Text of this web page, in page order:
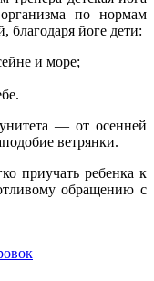
по нормам
благодаря йоге дети:
и море;
— от осенней
ветрянки.
приучать ребенка к
обращению с